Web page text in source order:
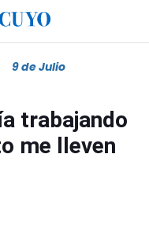
9 de Julio
trabajando
me lleven